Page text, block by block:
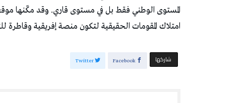
المستوى الوطني فقط بل في مستوى قاري. وقد مكّنها
امتلاك المقومات الحقيقية لتكون منصة إفريقية
‫‫ شاركها‬ Facebook
Twitter